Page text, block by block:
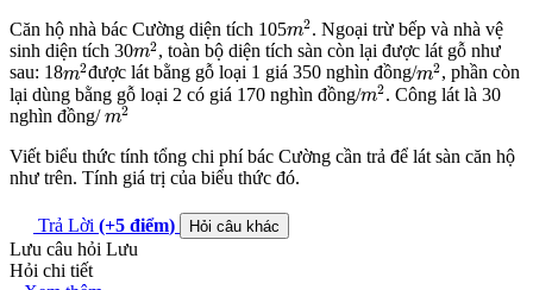
Căn hộ nhà bác Cường diện tích 105m2
2. Ngoại trừ bếp và nhà vệ
sinh diện tích 30m2
m2, toàn bộ diện tích sàn còn lại được lát gỗ như
sau: 18m2
m2được lát bằng gỗ loại 1 giá 350 nghìn đồng/m2
m2, phần còn
lại dùng bằng gỗ loại 2 có giá 170 nghìn đồng/m2
m 2. Công lát là 30
nghìn đồng/m2
m2
Viết biểu thức tính tổng chi phí bác Cường cần trả để lát sàn căn hộ
như trên. Tính giá trị của biểu thức đó.
Trả Lời (+5 điểm) Hỏi câu khác
Lưu câu hỏi Lưu
Hỏi chi tiết